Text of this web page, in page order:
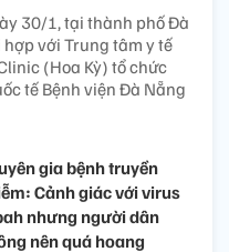
30/1, tại thành phố Đà
với Trung tâm y tế
(Hoa Kỳ) tổ chức
tế Bệnh viện Đà Nẵng
gia bệnh truyền
Cảnh giác với virus
nhưng người dân
nên quá hoang